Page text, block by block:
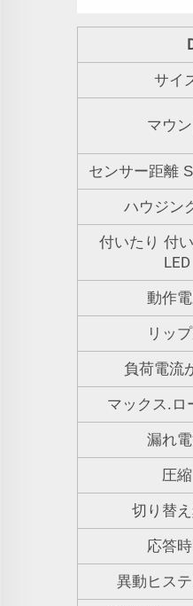
サイ
マウン
センサー距離
ハウジン
付いたり 付
LED
動作
リッ
負荷電流
マックス.ロ
漏れ
圧縮
切り替
応答
異動ヒス